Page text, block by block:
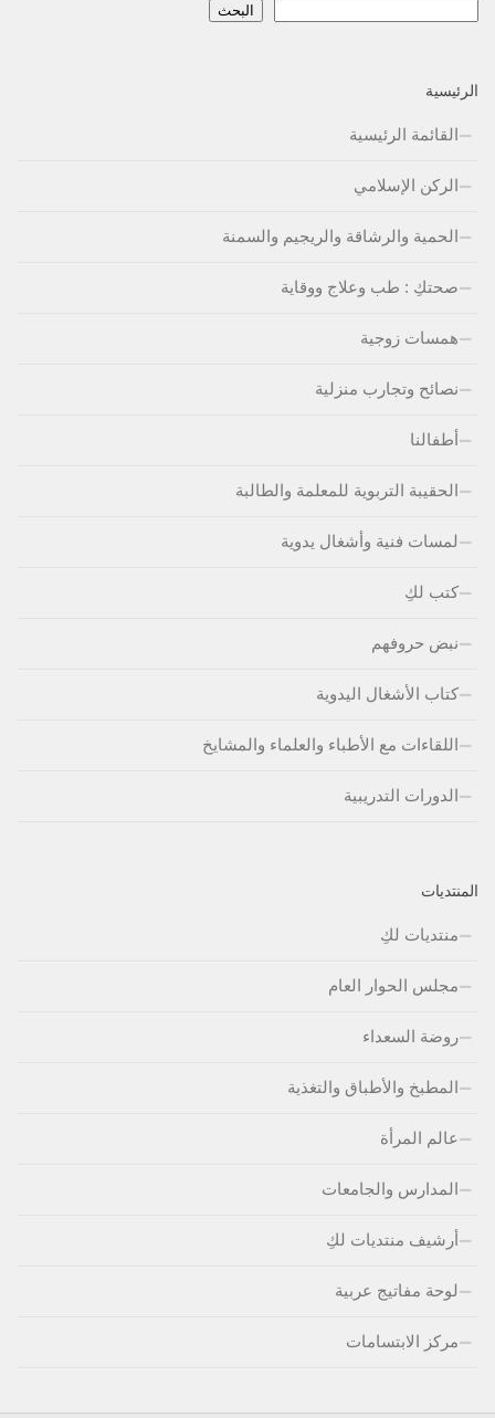
البحث
الرئيسية
القائمة الرئيسية
الركن الإسلامي
الحمية والرشاقة والريجيم والسمنة
صحتكِ : طب وعلاج ووقاية
همسات زوجية
نصائح وتجارب منزلية
أطفالنا
الحقيبة التربوية للمعلمة والطالبة
لمسات فنية وأشغال يدوية
كتب لكِ
نبض حروفهم
كتاب الأشغال اليدوية
اللقاءات مع الأطباء والعلماء والمشايخ
الدورات التدريبية
المنتديات
منتديات لكِ
مجلس الحوار العام
روضة السعداء
المطبخ والأطباق والتغذية
عالم المرأة
المدارس والجامعات
أرشيف منتديات لكِ
لوحة مفاتيج عربية
مركز الابتسامات